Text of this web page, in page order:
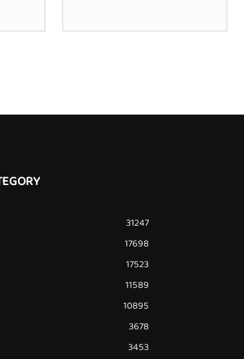
31247
17698
17523
11589
10895
3678
3453